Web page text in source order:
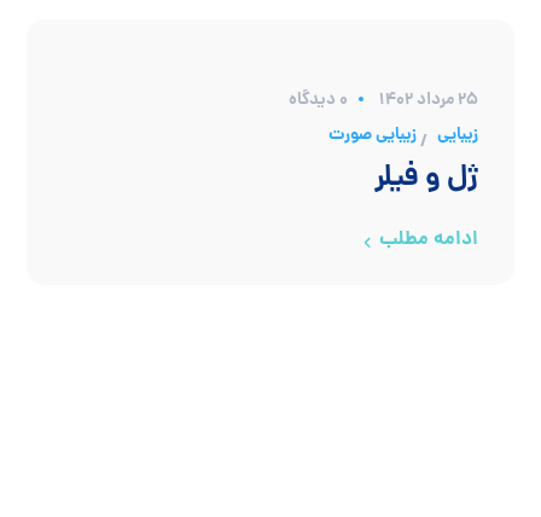
۲۵ مرداد ۱۴۰۲
0 دیدگاه
زیبایی /زیبایی صورت
ژل و فیلر
ادامه مطلب